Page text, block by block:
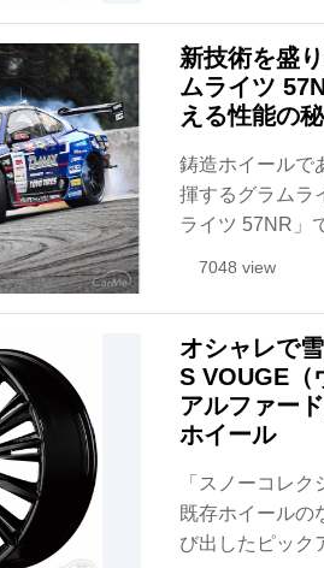
新技術を盛
ムライツ
える性能の
鋳造ホイールで
揮するグラムラ
ライツ 57NR」
7048 view
オシャレで
S VOUGE（
アルファー
ホイール
「スノーコレ
既存ホイールの
び出したピック